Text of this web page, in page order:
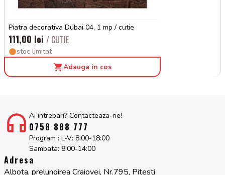
Piatra decorativa Dubai 04, 1 mp / cutie
111,00 lei / CUTIE
stoc limitat
Adauga in cos
Ai intrebari? Contacteaza-ne!
0758 888 777
Program : L-V: 8:00-18:00
Sambata: 8:00-14:00
Adresa
Albota, prelungirea Craiovei, Nr.795, Pitesti